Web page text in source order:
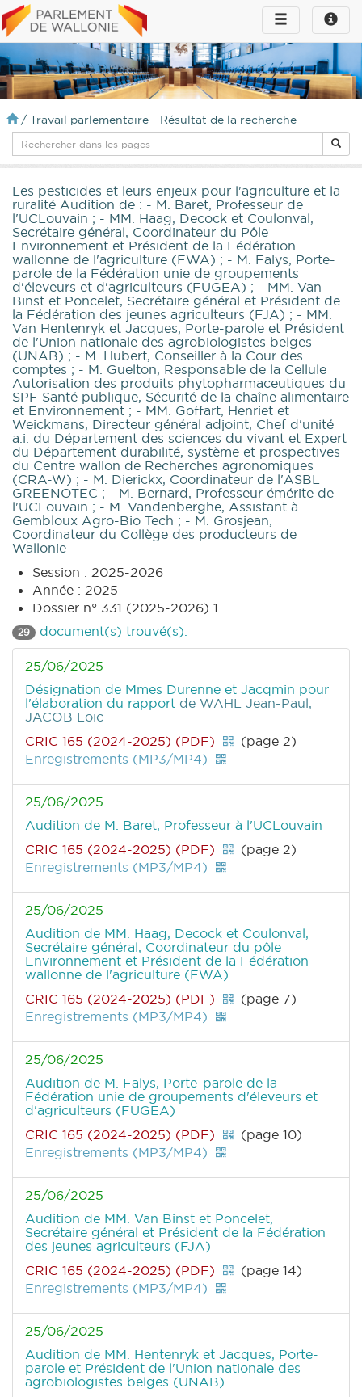
Toggle
infos
Toggle
navigation
/ Travail parlementaire - Résultat de la recherche
Les pesticides et leurs enjeux pour l'agriculture et la
ruralité Audition de : - M. Baret, Professeur de
l'UCLouvain ; - MM. Haag, Decock et Coulonval,
Secrétaire général, Coordinateur du Pôle
Environnement et Président de la Fédération
wallonne de l'agriculture (FWA) ; - M. Falys, Porte-
parole de la Fédération unie de groupements
d'éleveurs et d'agriculteurs (FUGEA) ; - MM. Van
Binst et Poncelet, Secrétaire général et Président de
la Fédération des jeunes agriculteurs (FJA) ; - MM.
Van Hentenryk et Jacques, Porte-parole et Président
de l'Union nationale des agrobiologistes belges
(UNAB) ; - M. Hubert, Conseiller à la Cour des
comptes ; - M. Guelton, Responsable de la Cellule
Autorisation des produits phytopharmaceutiques du
SPF Santé publique, Sécurité de la chaîne alimentaire
et Environnement ; - MM. Goffart, Henriet et
Weickmans, Directeur général adjoint, Chef d'unité
a.i. du Département des sciences du vivant et Expert
du Département durabilité, système et prospectives
du Centre wallon de Recherches agronomiques
(CRA-W) ; - M. Dierickx, Coordinateur de l'ASBL
GREENOTEC ; - M. Bernard, Professeur émérite de
l'UCLouvain ; - M. Vandenberghe, Assistant à
Gembloux Agro-Bio Tech ; - M. Grosjean,
Coordinateur du Collège des producteurs de
Wallonie
Session : 2025-2026
Année : 2025
Dossier n° 331 (2025-2026) 1
29 document(s) trouvé(s).
25/06/2025
Désignation de Mmes Durenne et Jacqmin pour
l'élaboration du rapport de WAHL Jean-Paul,
JACOB Loïc
CRIC 165 (2024-2025) (PDF)
(page 2)
Enregistrements (MP3/MP4)
25/06/2025
Audition de M. Baret, Professeur à l'UCLouvain
CRIC 165 (2024-2025) (PDF)
(page 2)
Enregistrements (MP3/MP4)
25/06/2025
Audition de MM. Haag, Decock et Coulonval,
Secrétaire général, Coordinateur du pôle
Environnement et Président de la Fédération
wallonne de l'agriculture (FWA)
CRIC 165 (2024-2025) (PDF)
(page 7)
Enregistrements (MP3/MP4)
25/06/2025
Audition de M. Falys, Porte-parole de la
Fédération unie de groupements d'éleveurs et
d'agriculteurs (FUGEA)
CRIC 165 (2024-2025) (PDF)
(page 10)
Enregistrements (MP3/MP4)
25/06/2025
Audition de MM. Van Binst et Poncelet,
Secrétaire général et Président de la Fédération
des jeunes agriculteurs (FJA)
CRIC 165 (2024-2025) (PDF)
(page 14)
Enregistrements (MP3/MP4)
25/06/2025
Audition de MM. Hentenryk et Jacques, Porte-
parole et Président de l'Union nationale des
agrobiologistes belges (UNAB)